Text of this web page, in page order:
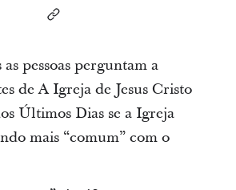
pessoas perguntam a
de A Igreja de Jesus Cristo
Últimos Dias se a Igreja
mais “comum” com o